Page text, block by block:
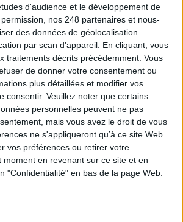
d'audience et le développement de
nos 248 partenaires et nous-
des données de géolocalisation
par scan d'appareil. En cliquant, vous
traitements décrits précédemment. Vous
de donner votre consentement ou
plus détaillées et modifier vos
consentir. Veuillez noter que certains
personnelles peuvent ne pas
mais vous avez le droit de vous
ne s'appliqueront qu’à ce site Web.
vos préférences ou retirer votre
moment en revenant sur ce site et en
"Confidentialité" en bas de la page Web.
: cas d’usage et retours d’expérience
et électronique : enjeux, méthodes et
: tirez profit de l’intelligence des